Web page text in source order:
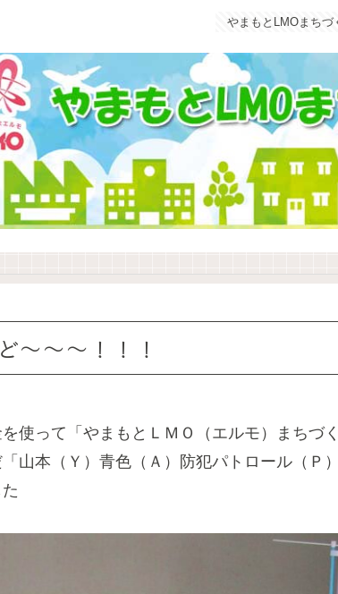
やまもとLMOまちづ
～～！！！
使って「やまもとＬＭＯ（エルモ）まちづ
山本（Ｙ）青色（Ａ）防犯パトロール（Ｐ